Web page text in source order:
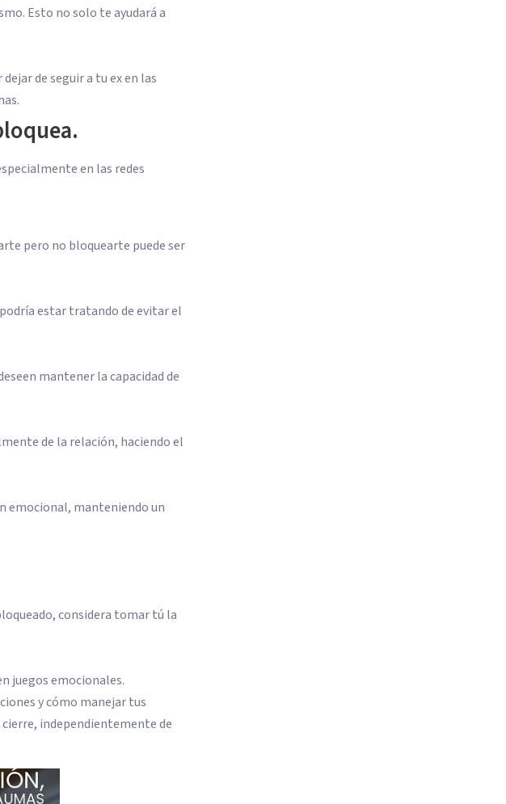
Esto no solo te ayudará a
de seguir a tu ex en las
en las redes
pero no bloquearte puede ser
estar tratando de evitar el
mantener la capacidad de
de la relación, haciendo el
emocional, manteniendo un
considera tomar tú la
juegos emocionales.
y cómo manejar tus
independientemente de